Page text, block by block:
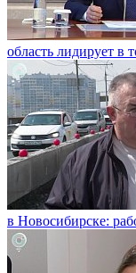
область лидирует в
в Новосибирске: